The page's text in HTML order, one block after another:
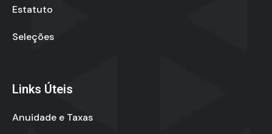
Estatuto
Seleções
Links Úteis
Anuidade e Taxas